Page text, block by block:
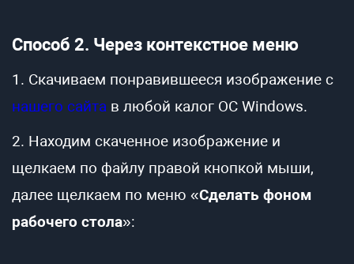
Способ 2. Через контекстное меню
1. Скачиваем понравившееся изображение с
нашего сайта в любой калог ОС Windows.
2. Находим скаченное изображение и
щелкаем по файлу правой кнопкой мыши,
далее щелкаем по меню «Сделать фоном
рабочего стола»: